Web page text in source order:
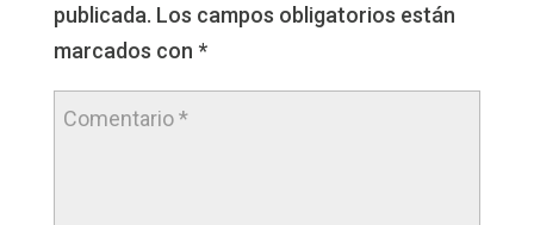
publicada. Los campos obligatorios están
marcados con *